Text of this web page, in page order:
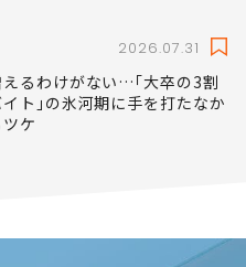
2026.07.31
るわけがない…｢大卒の3割
ト｣の氷河期に手を打たなか
ケ